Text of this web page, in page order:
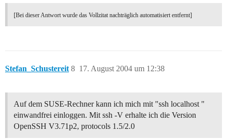
[Bei dieser Antwort wurde das Vollzitat nachträglich automatisiert entfernt]
Stefan_Schustereit 17. August 2004 um 12:38
8
Auf dem SUSE-Rechner kann ich mich mit "ssh localhost "
einwandfrei einloggen. Mit ssh -V erhalte ich die Version
OpenSSH V3.71p2, protocols 1.5/2.0